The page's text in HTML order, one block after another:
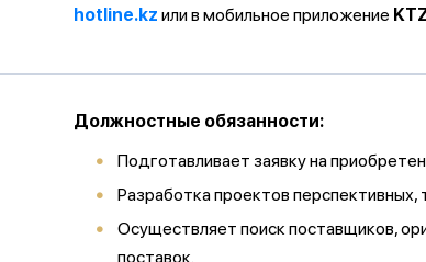
hotline.kz или в мобильное приложение
Должностные обязанности:
Подготавливает заявку на
Разработка проектов
Осуществляет поиск поставщиков,
поставок.